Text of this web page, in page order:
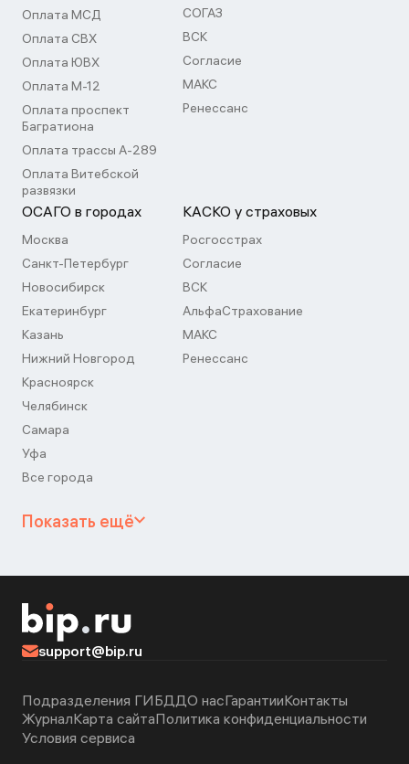
Оплата МСД
Оплата СВХ
Оплата ЮВХ
Оплата М-12
Оплата проспект
Багратиона
Оплата трассы А-289
Оплата Витебской
развязки
СОГАЗ
ВСК
Согласие
МАКС
Ренессанс
ОСАГО в городах
Москва
Санкт-Петербург
Новосибирск
Екатеринбург
Казань
Нижний Новгород
Красноярск
Челябинск
Самара
Уфа
Все города
КАСКО у страховых
Росгосстрах
Согласие
ВСК
АльфаСтрахование
МАКС
Ренессанс
Показать ещё
support@bip.ru
Подразделения ГИБДДО насГарантииКонтакты
ЖурналКарта сайтаПолитика конфиденциальности
Условия сервиса